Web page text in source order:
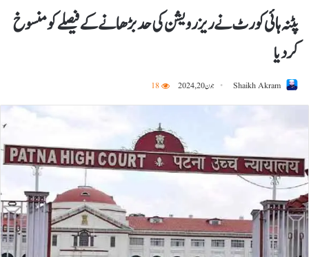
پٹنہ ہائی کورٹ نے ریزرویشن کی حد بڑھانے کے فیصلے کو منسوخ
کر دیا
Shaikh Akram جون 20, 2024 18